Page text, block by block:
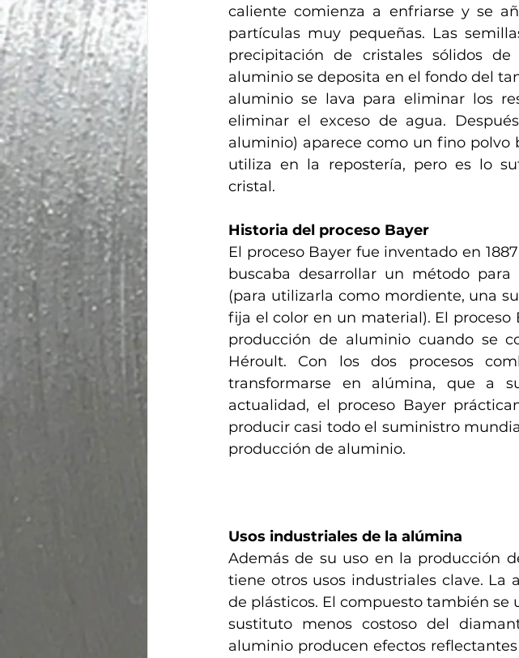
caliente comienza a enfriarse y se
partículas muy pequeñas. Las
precipitación de cristales sólidos
aluminio se deposita en el fondo del
aluminio se lava para eliminar los
eliminar el exceso de agua.
aluminio) aparece como un fino polvo
utiliza en la repostería, pero es lo
cristal.
Historia del proceso Bayer
El proceso Bayer fue inventado en
buscaba desarrollar un método
(para utilizarla como mordiente, una
fija el color en un material). El
producción de aluminio cuando se
Héroult. Con los dos procesos
transformarse en alúmina, que a
actualidad, el proceso Bayer
producir casi todo el suministro
producción de aluminio.
Usos industriales de la alúmina
Además de su uso en la producción
tiene otros usos industriales clave.
de plásticos. El compuesto también
sustituto menos costoso del
aluminio producen efectos